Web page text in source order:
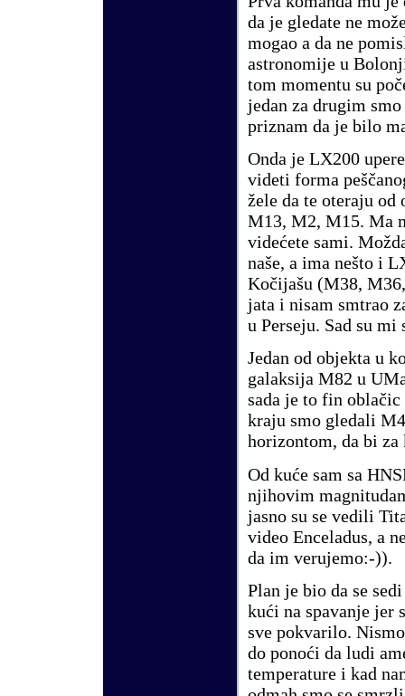
da je gledate ne
mogao a da ne
astronomije u
tom momentu su
jedan za drugim
priznam da je bilo
Onda je LX200
videti forma
žele da te oteraju
M13, M2, M15. Ma
videćete sami.
naše, a ima nešto i
Kočijašu (M38, M36,
jata i nisam smtrao
u Perseju. Sad su
Jedan od objekta u
galaksija M82 u
sada je to fin oblačic
kraju smo gledali
horizontom, da bi
Od kuće sam sa
njihovim
jasno su se vedili
video Enceladus, a
da im verujemo:-)).
Plan je bio da se
kući na spavanje jer
sve pokvarilo.
do ponoći da ludi
temperature i kad